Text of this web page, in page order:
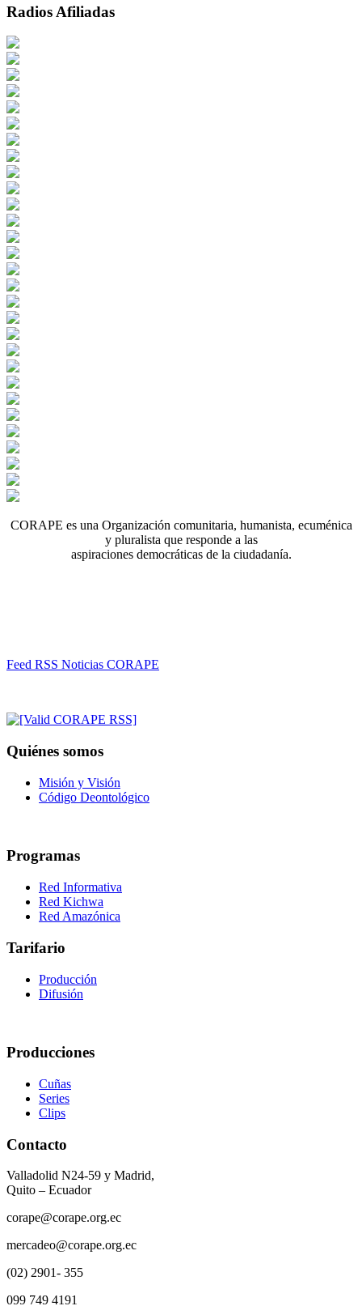
Radios Afiliadas
CORAPE es una Organización comunitaria, humanista, ecuménica
y pluralista que responde a las
aspiraciones democráticas de la ciudadanía.
Feed RSS Noticias CORAPE
Quiénes somos
Misión y Visión
Código Deontológico
Programas
Red Informativa
Red Kichwa
Red Amazónica
Tarifario
Producción
Difusión
Producciones
Cuñas
Series
Clips
Contacto
Valladolid N24-59 y Madrid,
Quito – Ecuador
corape@corape.org.ec
mercadeo@corape.org.ec
(02) 2901- 355
099 749 4191